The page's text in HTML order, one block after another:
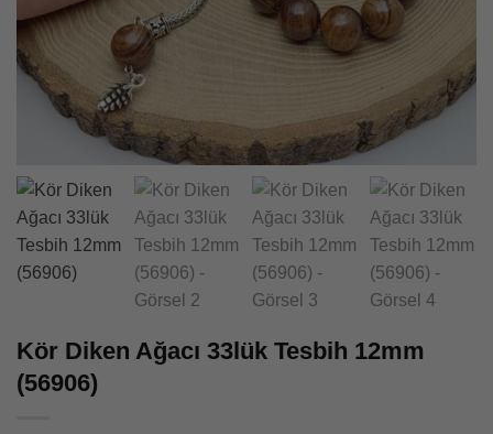
- BİLEKLİK VE KOLYE ÖZEL YAPIM İSTEKLERİNİZİ
İLETEBİLİRSİNİZ
- YURT DIŞI GÖNDERİM YAPIYORUZ.DETAYLAR İÇİN İLETİŞİM
TIKLAYINIZ
- INSTAGRAM HESABIMIZ TIKLAYINIZ
- SİPARİŞ SONRASI KARGO TAKİBİ İÇİN HESABIM -
Kör Diken Ağacı 33lük Tesbih 12mm
(56906)